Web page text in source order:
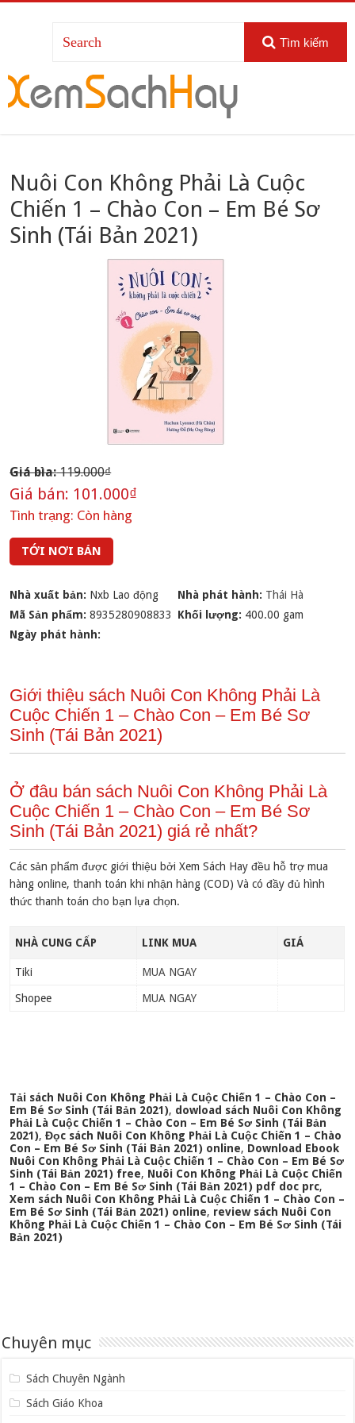
Tìm kiếm
Nuôi Con Không Phải Là Cuộc
Chiến 1 – Chào Con – Em Bé Sơ
Sinh (Tái Bản 2021)
Giá bìa:119.000₫
Giá bán: 101.000₫
Tình trạng: Còn hàng
TỚI NƠI BÁN
Nhà xuất bản: Nxb Lao động Nhà phát hành: Thái Hà
Mã Sản phẩm:8935280908833 Khối lượng: 400.00 gam
Ngày phát hành:
Giới thiệu sách Nuôi Con Không Phải Là
Cuộc Chiến 1 – Chào Con – Em Bé Sơ
Sinh (Tái Bản 2021)
Ở đâu bán sách Nuôi Con Không Phải Là
Cuộc Chiến 1 – Chào Con – Em Bé Sơ
Sinh (Tái Bản 2021) giá rẻ nhất?
Các sản phẩm được giới thiệu bởi Xem Sách Hay đều hỗ trợ mua
hàng online, thanh toán khi nhận hàng (COD) Và có đầy đủ hình
thức thanh toán cho bạn lựa chọn.
NHÀ CUNG CẤP LINK MUA GIÁ
Tiki MUA NGAY
Shopee MUA NGAY
Tải sách Nuôi Con Không Phải Là Cuộc Chiến 1 – Chào Con –
Em Bé Sơ Sinh (Tái Bản 2021), dowload sách Nuôi Con Không
Phải Là Cuộc Chiến 1 – Chào Con – Em Bé Sơ Sinh (Tái Bản
2021),Đọc sách Nuôi Con Không Phải Là Cuộc Chiến 1 – Chào
Con – Em Bé Sơ Sinh (Tái Bản 2021) online, Download Ebook
Nuôi Con Không Phải Là Cuộc Chiến 1 – Chào Con – Em Bé Sơ
Sinh (Tái Bản 2021) free, Nuôi Con Không Phải Là Cuộc Chiến
1 – Chào Con – Em Bé Sơ Sinh (Tái Bản 2021) pdf doc prc,
Xem sách Nuôi Con Không Phải Là Cuộc Chiến 1 – Chào Con –
Em Bé Sơ Sinh (Tái Bản 2021) online, review sách Nuôi Con
Không Phải Là Cuộc Chiến 1 – Chào Con – Em Bé Sơ Sinh (Tái
Bản 2021)
Chuyên mục
Sách Chuyên Ngành
Sách Giáo Khoa